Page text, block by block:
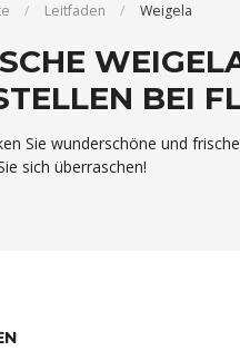
/ Leitfaden / Weigela
BEI
Sie wunderschöne und
sich überraschen!